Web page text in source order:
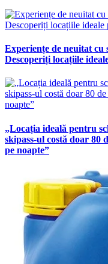
Experiențe de neuitat cu
Descoperiți locațiile
„Locația ideală pentru
skipass-ul costă doar 80
pe noapte”